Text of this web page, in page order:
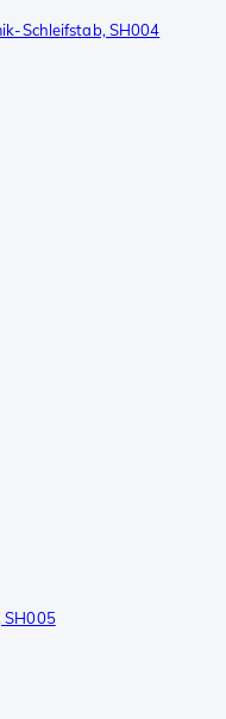
Schleifstab, SH004
SH005